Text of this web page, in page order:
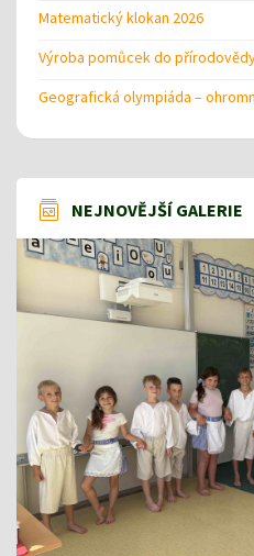
Matematický klokan 2026
Výroba pomůcek do
Geografická olympiáda –
NEJNOVĚJŠÍ GALERIE